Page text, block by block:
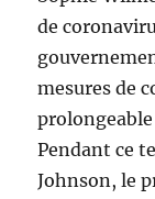
de
mesures de
prolongeable
Pendant ce
Johnson, le